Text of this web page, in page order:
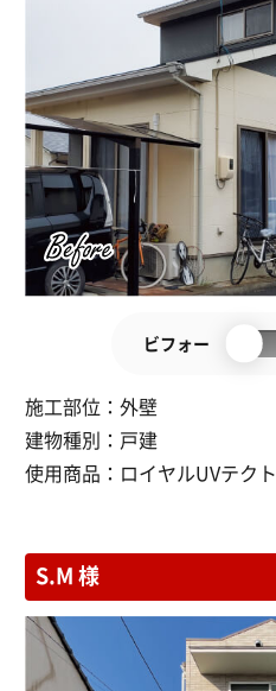
施工部位：外壁
建物種別： 戸建
使用商品： ロイヤルUVテクト
ビフォー
S.M 様